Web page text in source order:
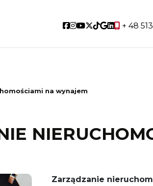
Social link
Social link
Social link
Social link
Social link
Social link
Social link
+ 48
na wynajem
Zarządzanie